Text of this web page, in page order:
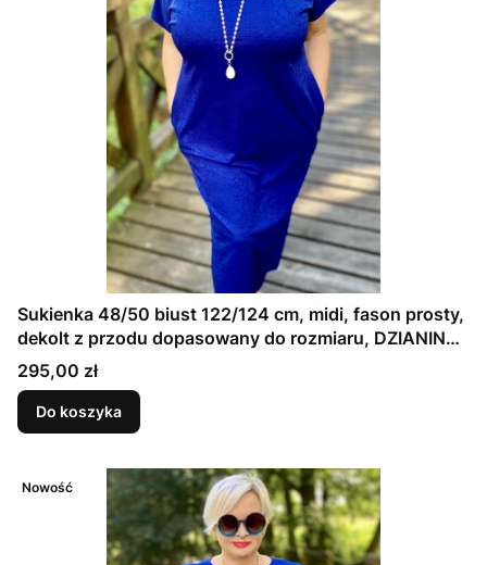
Sukienka 48/50 biust 122/124 cm, midi, fason prosty,
dekolt z przodu dopasowany do rozmiaru, DZIANINA
ŻAKARDOWA PREMIUM, GRANATOWA, TŁOCZONE
KWIAT
Cena
295,00 zł
Do koszyka
Nowość